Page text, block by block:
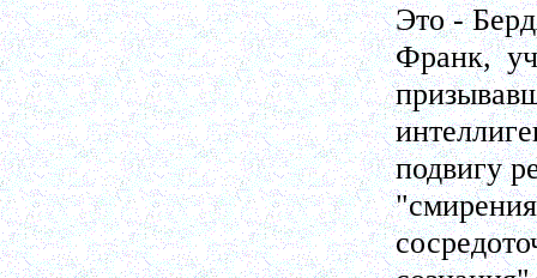
Это -
Франк,
подвигу